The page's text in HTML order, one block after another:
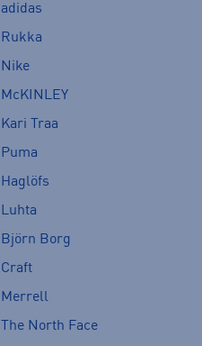
adidas
Rukka
Nike
McKINLEY
Kari Traa
Puma
Haglöfs
Luhta
Björn Borg
Craft
Merrell
The North Face